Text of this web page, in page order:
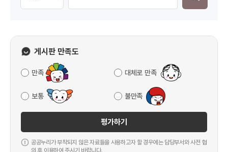
게시판 만족도
만족 대체로 만족
보통 불만족
평가하기
공공누리가 부착되지 않은 자료들을 사용하고자 할 경우에는 담당부서와 사전 협
의 후 이용하여 주시기 바랍니다.